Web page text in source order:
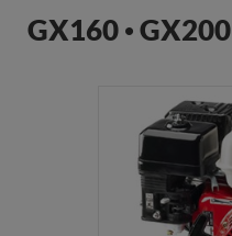
GX160 • GX200